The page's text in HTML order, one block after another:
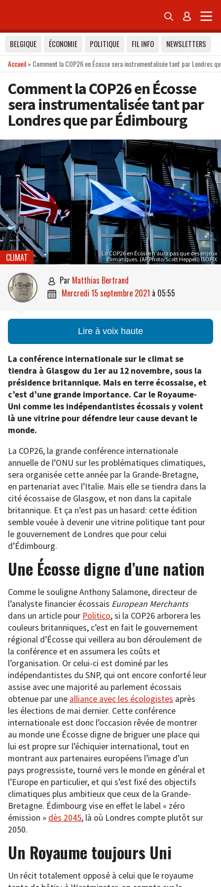
 
BELGIQUE ÉCONOMIE POLITIQUE FIL INFO
NEWSLETTERS
Accueil» Comment la COP26 en Écosse sera instrumentalisée tant par Londres
Comment la COP26 en Écosse
sera instrumentalisée tant par
Londres que par Édimbourg
La COP26 en Écosse n’aura pas que des enjeux
climatiques. (AP Photo/Scott Heppell) ISOPIX
CLIMAT
 par Matthias Bertrand
 mercredi 15 septembre 2021 à 05:55
Lire à voix haute
La conférence internationale sur le climat se
tiendra à Glasgow du 1er au 12 novembre, sous la
présidence britannique. Mais en terre écossaise, et
c’est d’une grande importance. Car le Royaume-
Uni comme les indépendantistes écossais y voient
là une vitrine pour défendre leur cause devant le
monde.
La COP26, la grande conférence internationale
annuelle de l’ONU sur les problématiques climatiques,
sera organisée cette année par la Grande-Bretagne,
en partenariat avec l’Italie. Mais elle se tiendra dans la
cité écossaise de Glasgow, et non dans la capitale
britannique. Et ça n’est pas un hasard: cette édition
semble vouée à devenir une vitrine politique tant pour
le gouvernement de Londres que pour celui
d’Édimbourg.
Une Écosse digne d’une nation
Comme le souligne Anthony Salamone, directeur de
l’analyste financier écossais European Merchants
dans un article pour Politico, si la COP26 arborera les
couleurs britanniques, c’est en fait le gouvernement
régional d’Écosse qui veillera au bon déroulement de
la conférence et en assumera les coûts et
l’organisation. Or celui-ci est dominé par les
indépendantistes du SNP, qui ont encore conforté leur
assise avec une majorité au parlement écossais
obtenue par une alliance avec les écologistes après
les élections de mai dernier. Cette conférence
internationale est donc l’occasion rêvée de montrer
au monde une Écosse digne de briguer une place qui
lui est propre sur l’échiquier international, tout en
montrant aux partenaires européens l’image d’un
pays progressiste, tourné vers le monde en général et
l’Europe en particulier, et qui s’est fixé des objectifs
climatiques plus ambitieux que ceux de la Grande-
Bretagne. Édimbourg vise en effet le label « zéro
émission » dès 2045, là où Londres compte plutôt sur
2050.
Un Royaume toujours Uni
Un récit totalement opposé à celui que le royaume